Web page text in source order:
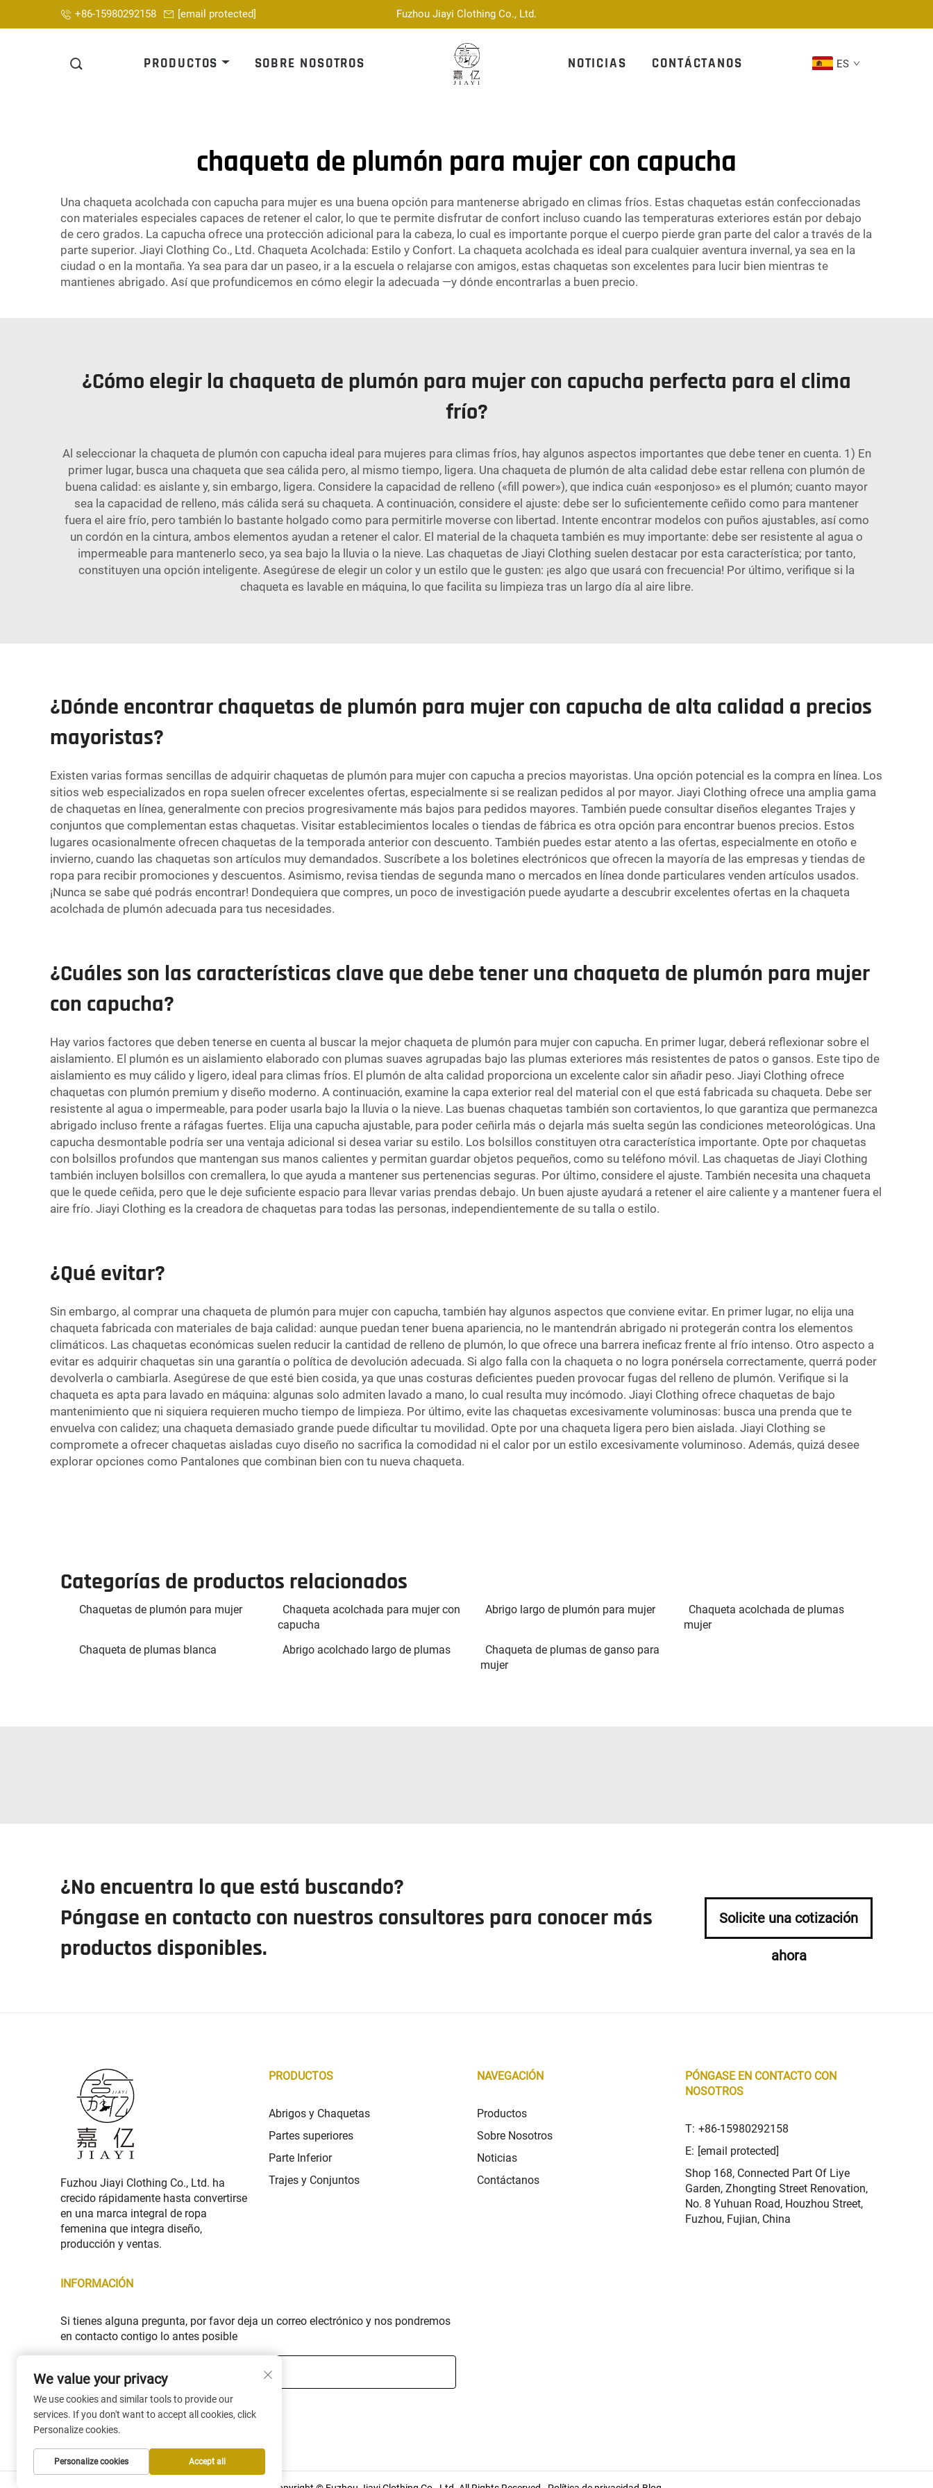
+86-15980292158 [email protected] Fuzhou Jiayi Clothing Co., Ltd.
PRODUCTOS SOBRE NOSOTROS NOTICIAS CONTÁCTANOS ES
chaqueta de plumón para mujer con capucha
Una chaqueta acolchada con capucha para mujer es una buena opción para mantenerse abrigado en climas fríos. Estas chaquetas están confeccionadas
con materiales especiales capaces de retener el calor, lo que te permite disfrutar de confort incluso cuando las temperaturas exteriores están por debajo
de cero grados. La capucha ofrece una protección adicional para la cabeza, lo cual es importante porque el cuerpo pierde gran parte del calor a través de la
parte superior. Jiayi Clothing Co., Ltd. Chaqueta Acolchada: Estilo y Confort. La chaqueta acolchada es ideal para cualquier aventura invernal, ya sea en la
ciudad o en la montaña. Ya sea para dar un paseo, ir a la escuela o relajarse con amigos, estas chaquetas son excelentes para lucir bien mientras te
mantienes abrigado. Así que profundicemos en cómo elegir la adecuada —y dónde encontrarlas a buen precio.
¿Cómo elegir la chaqueta de plumón para mujer con capucha perfecta para el clima
frío?
Al seleccionar la chaqueta de plumón con capucha ideal para mujeres para climas fríos, hay algunos aspectos importantes que debe tener en cuenta. 1) En
primer lugar, busca una chaqueta que sea cálida pero, al mismo tiempo, ligera. Una chaqueta de plumón de alta calidad debe estar rellena con plumón de
buena calidad: es aislante y, sin embargo, ligera. Considere la capacidad de relleno («fill power»), que indica cuán «esponjoso» es el plumón; cuanto mayor
sea la capacidad de relleno, más cálida será su chaqueta. A continuación, considere el ajuste: debe ser lo suficientemente ceñido como para mantener
fuera el aire frío, pero también lo bastante holgado como para permitirle moverse con libertad. Intente encontrar modelos con puños ajustables, así como
un cordón en la cintura, ambos elementos ayudan a retener el calor. El material de la chaqueta también es muy importante: debe ser resistente al agua o
impermeable para mantenerlo seco, ya sea bajo la lluvia o la nieve. Las chaquetas de Jiayi Clothing suelen destacar por esta característica; por tanto,
constituyen una opción inteligente. Asegúrese de elegir un color y un estilo que le gusten: ¡es algo que usará con frecuencia! Por último, verifique si la
chaqueta es lavable en máquina, lo que facilita su limpieza tras un largo día al aire libre.
¿Dónde encontrar chaquetas de plumón para mujer con capucha de alta calidad a precios
mayoristas?
Existen varias formas sencillas de adquirir chaquetas de plumón para mujer con capucha a precios mayoristas. Una opción potencial es la compra en línea. Los
sitios web especializados en ropa suelen ofrecer excelentes ofertas, especialmente si se realizan pedidos al por mayor. Jiayi Clothing ofrece una amplia gama
de chaquetas en línea, generalmente con precios progresivamente más bajos para pedidos mayores. También puede consultar diseños elegantes Trajes y
conjuntos que complementan estas chaquetas. Visitar establecimientos locales o tiendas de fábrica es otra opción para encontrar buenos precios. Estos
lugares ocasionalmente ofrecen chaquetas de la temporada anterior con descuento. También puedes estar atento a las ofertas, especialmente en otoño e
invierno, cuando las chaquetas son artículos muy demandados. Suscríbete a los boletines electrónicos que ofrecen la mayoría de las empresas y tiendas de
ropa para recibir promociones y descuentos. Asimismo, revisa tiendas de segunda mano o mercados en línea donde particulares venden artículos usados.
¡Nunca se sabe qué podrás encontrar! Dondequiera que compres, un poco de investigación puede ayudarte a descubrir excelentes ofertas en la chaqueta
acolchada de plumón adecuada para tus necesidades.
¿Cuáles son las características clave que debe tener una chaqueta de plumón para mujer
con capucha?
Hay varios factores que deben tenerse en cuenta al buscar la mejor chaqueta de plumón para mujer con capucha. En primer lugar, deberá reflexionar sobre el
aislamiento. El plumón es un aislamiento elaborado con plumas suaves agrupadas bajo las plumas exteriores más resistentes de patos o gansos. Este tipo de
aislamiento es muy cálido y ligero, ideal para climas fríos. El plumón de alta calidad proporciona un excelente calor sin añadir peso. Jiayi Clothing ofrece
chaquetas con plumón premium y diseño moderno. A continuación, examine la capa exterior real del material con el que está fabricada su chaqueta. Debe ser
resistente al agua o impermeable, para poder usarla bajo la lluvia o la nieve. Las buenas chaquetas también son cortavientos, lo que garantiza que permanezca
abrigado incluso frente a ráfagas fuertes. Elija una capucha ajustable, para poder ceñirla más o dejarla más suelta según las condiciones meteorológicas. Una
capucha desmontable podría ser una ventaja adicional si desea variar su estilo. Los bolsillos constituyen otra característica importante. Opte por chaquetas
con bolsillos profundos que mantengan sus manos calientes y permitan guardar objetos pequeños, como su teléfono móvil. Las chaquetas de Jiayi Clothing
también incluyen bolsillos con cremallera, lo que ayuda a mantener sus pertenencias seguras. Por último, considere el ajuste. También necesita una chaqueta
que le quede ceñida, pero que le deje suficiente espacio para llevar varias prendas debajo. Un buen ajuste ayudará a retener el aire caliente y a mantener fuera el
aire frío. Jiayi Clothing es la creadora de chaquetas para todas las personas, independientemente de su talla o estilo.
¿Qué evitar?
Sin embargo, al comprar una chaqueta de plumón para mujer con capucha, también hay algunos aspectos que conviene evitar. En primer lugar, no elija una
chaqueta fabricada con materiales de baja calidad: aunque puedan tener buena apariencia, no le mantendrán abrigado ni protegerán contra los elementos
climáticos. Las chaquetas económicas suelen reducir la cantidad de relleno de plumón, lo que ofrece una barrera ineficaz frente al frío intenso. Otro aspecto a
evitar es adquirir chaquetas sin una garantía o política de devolución adecuada. Si algo falla con la chaqueta o no logra ponérsela correctamente, querrá poder
devolverla o cambiarla. Asegúrese de que esté bien cosida, ya que unas costuras deficientes pueden provocar fugas del relleno de plumón. Verifique si la
chaqueta es apta para lavado en máquina: algunas solo admiten lavado a mano, lo cual resulta muy incómodo. Jiayi Clothing ofrece chaquetas de bajo
mantenimiento que ni siquiera requieren mucho tiempo de limpieza. Por último, evite las chaquetas excesivamente voluminosas: busca una prenda que te
envuelva con calidez; una chaqueta demasiado grande puede dificultar tu movilidad. Opte por una chaqueta ligera pero bien aislada. Jiayi Clothing se
compromete a ofrecer chaquetas aisladas cuyo diseño no sacrifica la comodidad ni el calor por un estilo excesivamente voluminoso. Además, quizá desee
explorar opciones como Pantalones que combinan bien con tu nueva chaqueta.
Categorías de productos relacionados
Chaquetas de plumón para mujer
Chaqueta acolchada para mujer con
capucha
Abrigo largo de plumón para mujer
Chaqueta acolchada de plumas
mujer
Chaqueta de plumas blanca
Abrigo acolchado largo de plumas
Chaqueta de plumas de ganso para
mujer
¿No encuentra lo que está buscando?
Póngase en contacto con nuestros consultores para conocer más
productos disponibles.
Solicite una cotización
ahora
Fuzhou Jiayi Clothing Co., Ltd. ha
crecido rápidamente hasta convertirse
en una marca integral de ropa
femenina que integra diseño,
producción y ventas.
PRODUCTOS
Abrigos y Chaquetas
Partes superiores
Parte Inferior
Trajes y Conjuntos
NAVEGACIÓN
Productos
Sobre Nosotros
Noticias
Contáctanos
PÓNGASE EN CONTACTO CON
NOSOTROS
T: +86-15980292158
E: [email protected]
Shop 168, Connected Part Of Liye
Garden, Zhongting Street Renovation,
No. 8 Yuhuan Road, Houzhou Street,
Fuzhou, Fujian, China
INFORMACIÓN
Si tienes alguna pregunta, por favor deja un correo electrónico y nos pondremos
en contacto contigo lo antes posible
Tu correo electrónico *
Subscribe
We value your privacy
We use cookies and similar tools to provide our
services. If you don't want to accept all cookies, click
Personalize cookies.
Personalize cookies Accept all